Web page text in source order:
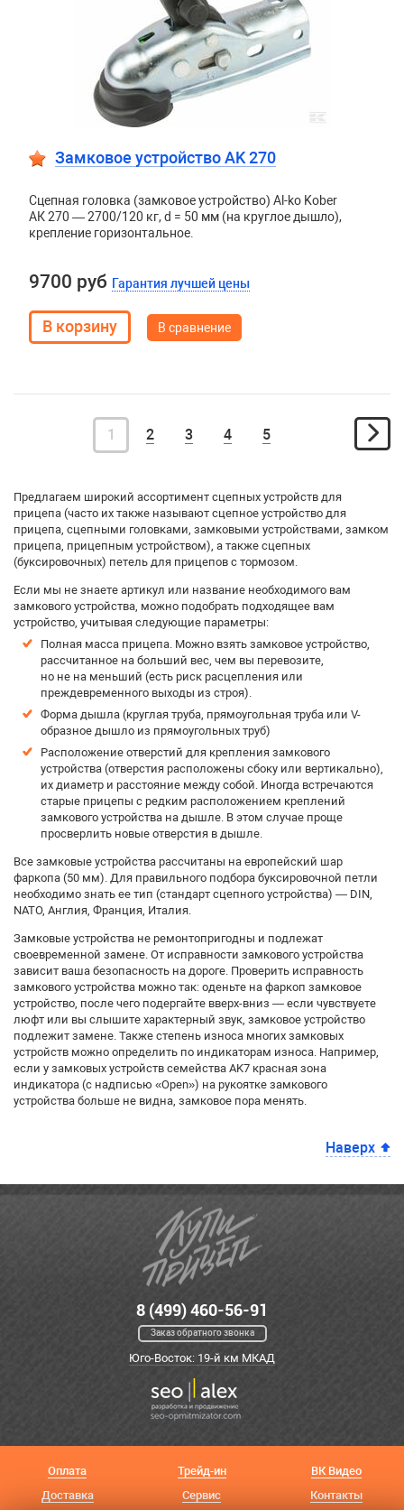
Замковое устройство AK 270
Сцепная головка (замковое устройство) Al-ko Kober
АК 270 — 2700/120 кг, d = 50 мм (на круглое дышло),
крепление горизонтальное.
9700 руб Гарантия лучшей цены
В сравнение
1 2 3 4 5
Предлагаем широкий ассортимент сцепных устройств для
прицепа (часто их также называют сцепное устройство для
прицепа, сцепными головками, замковыми устройствами, замком
прицепа, прицепным устройством), а также сцепных
(буксировочных) петель для прицепов с тормозом.
Если мы не знаете артикул или название необходимого вам
замкового устройства, можно подобрать подходящее вам
устройство, учитывая следующие параметры:
Полная масса прицепа. Можно взять замковое устройство,
рассчитанное на больший вес, чем вы перевозите,
но не на меньший (есть риск расцепления или
преждевременного выходы из строя).
Форма дышла (круглая труба, прямоугольная труба или V-
образное дышло из прямоугольных труб)
Расположение отверстий для крепления замкового
устройства (отверстия расположены сбоку или вертикально),
их диаметр и расстояние между собой. Иногда встречаются
старые прицепы с редким расположением креплений
замкового устройства на дышле. В этом случае проще
просверлить новые отверстия в дышле.
Все замковые устройства рассчитаны на европейский шар
фаркопа (50 мм). Для правильного подбора буксировочной петли
необходимо знать ее тип (стандарт сцепного устройства) — DIN,
NATO, Англия, Франция, Италия.
Замковые устройства не ремонтопригодны и подлежат
своевременной замене. От исправности замкового устройства
зависит ваша безопасность на дороге. Проверить исправность
замкового устройства можно так: оденьте на фаркоп замковое
устройство, после чего подергайте вверх-вниз — если чувствуете
люфт или вы слышите характерный звук, замковое устройство
подлежит замене. Также степень износа многих замковых
устройств можно определить по индикаторам износа. Например,
если у замковых устройств семейства AK7 красная зона
индикатора (с надписью «Open») на рукоятке замкового
устройства больше не видна, замковое пора менять.
Наверх
8 (499) 460-56-91
Заказ обратного звонка
Юго-Восток: 19-й км МКАД
Оплата
Доставка
Трейд-ин
Сервис
ВК Видео
Контакты